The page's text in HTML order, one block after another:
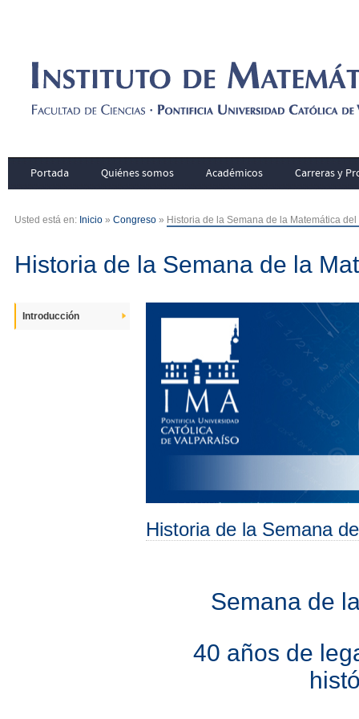
Portada Quiénes somos Académicos Carreras y
Usted está en: Inicio » Congreso » Historia de la Semana de la Matemática del
Historia de la Semana de la
Introducción
Historia de la Semana
Semana de
40 años de